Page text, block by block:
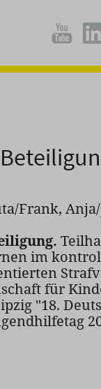
Frank, Anja/
im
für
"18.